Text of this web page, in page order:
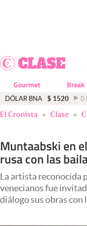
Dólar
Economía y Política
Finanzas y Mercados
Negocios
Columnistas
Otras secciones
Gourmet Break
DÓLAR BNA $ 1520
El Cronista Clase
Muntaabski en
rusa con las
La artista reconocida
venecianos fue
diálogo sus obras con